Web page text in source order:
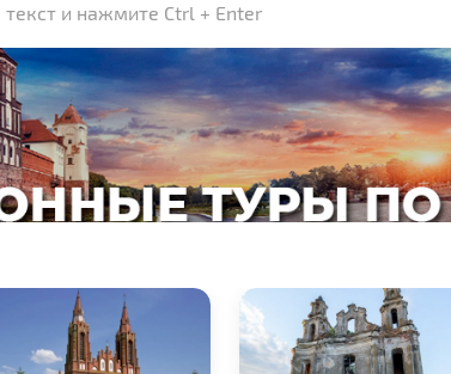
и нажмите Ctrl + Enter